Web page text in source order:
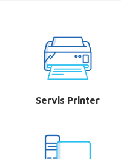
Servis Printer